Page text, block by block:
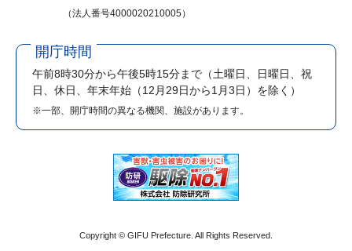
（法人番号4000020210005）
開庁時間
午前8時30分から午後5時15分まで （土曜日、日曜日、祝
日、休日、年末年始（12月29日から1月3日）を除く）
※一部、開庁時間の異なる機関、施設があります。
Copyright © GIFU Prefecture. All Rights Reserved.